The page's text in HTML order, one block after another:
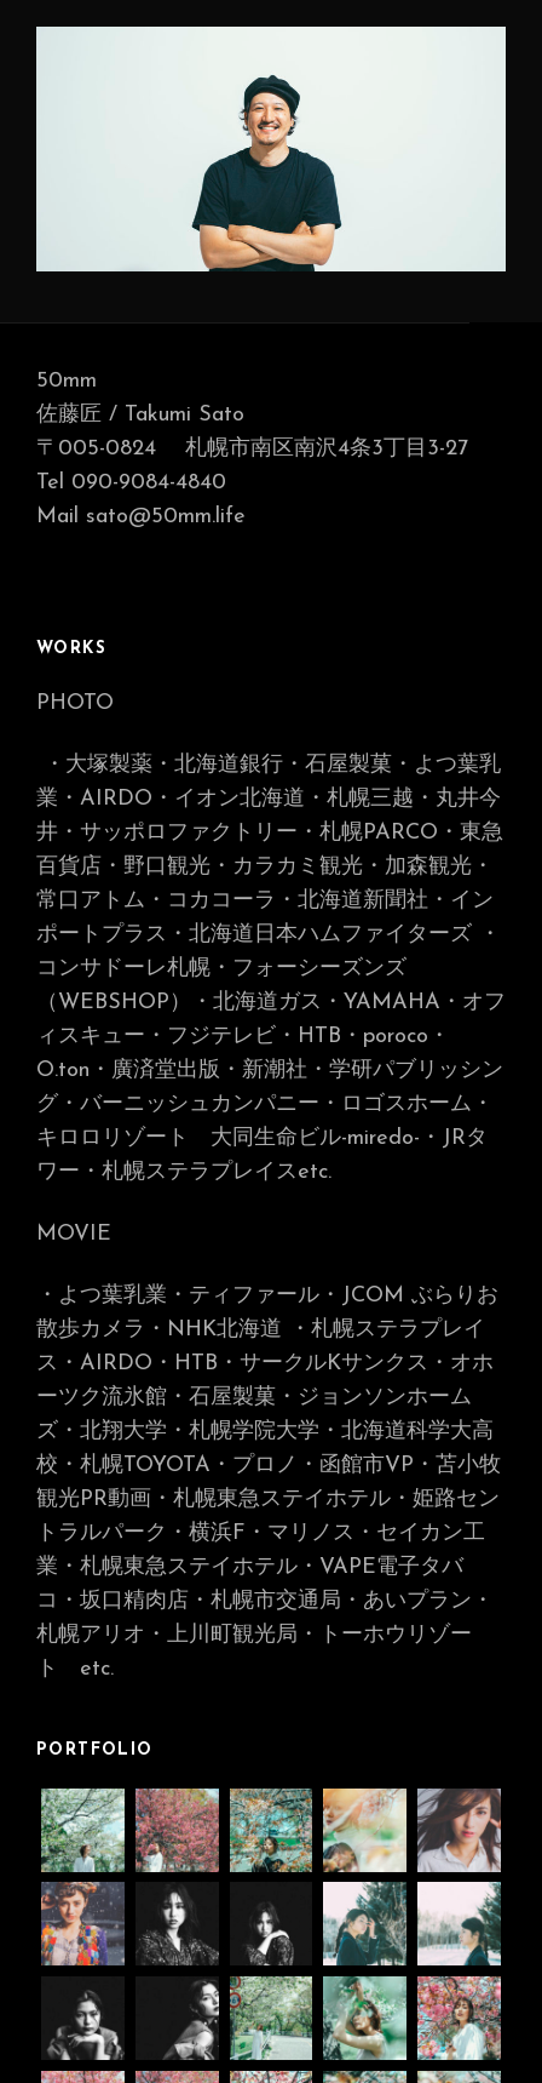
50mm
佐藤匠 / Takumi Sato
〒005-0824 札幌市南区南沢4条3丁目3-27
Tel 090-9084-4840
Mail sato@50mm.life
WORKS
PHOTO
・大塚製薬・北海道銀行・石屋製菓・よつ葉乳
業・AIRDO・イオン北海道・札幌三越・丸井今
井・サッポロファクトリー・札幌PARCO・東急
百貨店・野口観光・カラカミ観光・加森観光・
常口アトム・コカコーラ・北海道新聞社・イン
ポートプラス・北海道日本ハムファイターズ
・
コンサドーレ札幌・フォーシーズンズ
（WEBSHOP）・北海道ガス・YAMAHA・オフ
ィスキュー・フジテレビ・HTB・poroco・
O.ton・廣済堂出版・新潮社・学研パブリッシン
グ・バーニッシュカンパニー・ロゴスホーム・
キロロリゾート 大同生命ビル-miredo- ・JRタ
ワー・札幌ステラプレイスetc.
MOVIE
・よつ葉乳業・ティファール・JCOM ぶらりお
散歩カメラ・NHK北海道
・札幌ステラプレイ
ス・AIRDO・HTB・サークルKサンクス・オホ
ーツク流氷館・石屋製菓・ジョンソンホーム
ズ・北翔大学・札幌学院大学・北海道科学大高
校・札幌TOYOTA・プロノ・函館市VP・苫小牧
観光PR動画・札幌東急ステイホテル・姫路セン
トラルパーク・横浜F・マリノス・セイカン工
業・札幌東急ステイホテル・VAPE電子タバ
コ・坂口精肉店・札幌市交通局・あいプラン・
札幌アリオ・上川町観光局・トーホウリゾー
ト
etc.
PORTFOLIO